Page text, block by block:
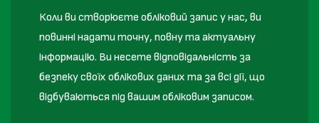
Коли ви створюєте обліковий запис у нас, ви
повинні надати точну, повну та актуальну
інформацію. Ви несете відповідальність за
безпеку своїх облікових даних та за всі дії, що
відбуваються під вашим обліковим записом.